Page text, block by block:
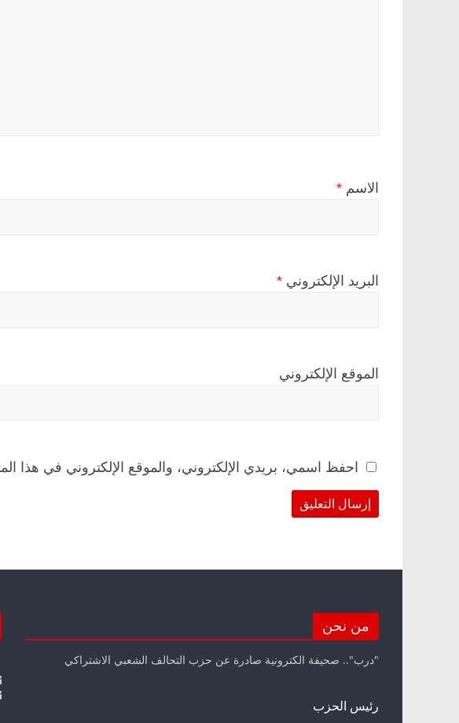
الاسم *
البريد الإلكتروني *
الموقع الإلكتروني
احفظ اسمي، بريدي الإلكتروني، والموقع الإلكتروني في هذا
من نحن
"درب".. صحيفة الكترونية صادرة عن حزب التحالف الشعبي الاشتراكي
رئيس الحزب